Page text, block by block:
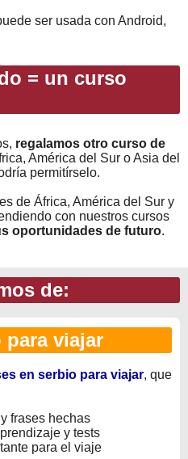
ser usada con Android,
= un curso
regalamos otro curso de
América del Sur o Asia del
permitírselo.
de África, América del Sur y
con nuestros cursos
oportunidades de futuro.
de:
para viajar
en serbio para viajar, que
frases hechas
y tests
para el viaje